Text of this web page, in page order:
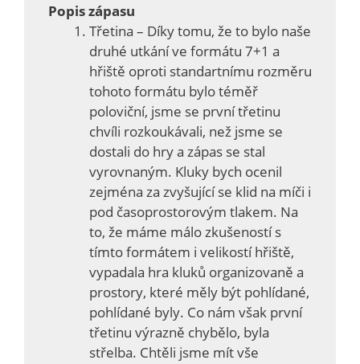
Popis zápasu
Třetina – Díky tomu, že to bylo naše
druhé utkání ve formátu 7+1 a
hřiště oproti standartnímu rozměru
tohoto formátu bylo téměř
poloviční, jsme se první třetinu
chvíli rozkoukávali, než jsme se
dostali do hry a zápas se stal
vyrovnaným. Kluky bych ocenil
zejména za zvyšující se klid na míči i
pod časoprostorovým tlakem. Na
to, že máme málo zkušeností s
tímto formátem i velikostí hřiště,
vypadala hra kluků organizovaně a
prostory, které měly být pohlídané,
pohlídané byly. Co nám však první
třetinu výrazně chybělo, byla
střelba. Chtěli jsme mít vše